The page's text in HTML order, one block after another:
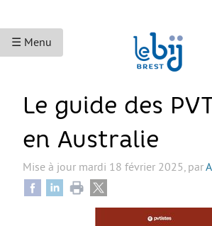
☰ Menu
ACCUEIL
ACCÈS AUX DROITS
Bourses et aides financières
Le guide des
en Australie
Mise à jour mardi 18 février 2025, par